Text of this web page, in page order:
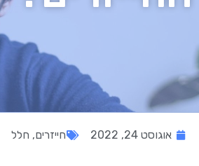
אוגוסט 24, 2022 חייזרים, חלל